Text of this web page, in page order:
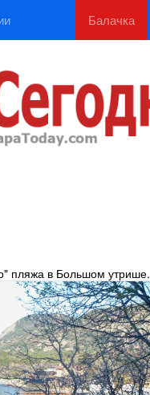
Балачка
пляжа в Большом утрише.